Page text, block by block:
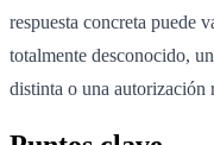
respuesta concreta puede
totalmente desconocido,
distinta o una autorización